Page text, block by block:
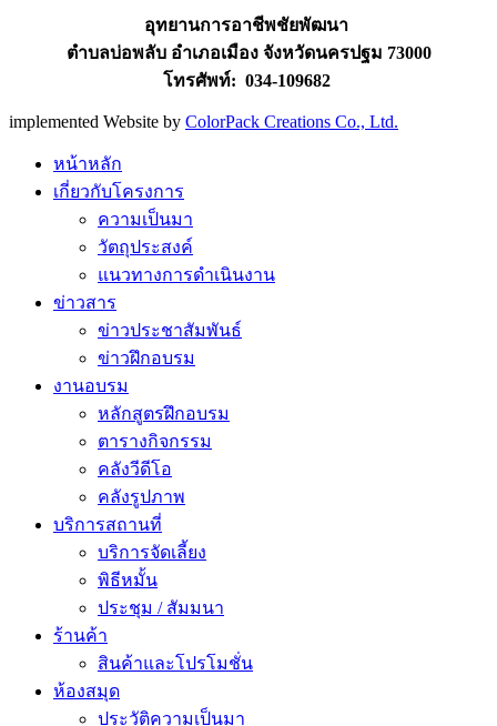
อุทยานการอาชีพชัยพัฒนา
ตำบลบ่อพลับ อำเภอเมือง จังหวัดนครปฐม 73000
โทรศัพท์: 034-109682
implemented Website by ColorPack Creations Co., Ltd.
หน้าหลัก
เกี่ยวกับโครงการ
ความเป็นมา
วัตถุประสงค์
แนวทางการดำเนินงาน
ข่าวสาร
ข่าวประชาสัมพันธ์
ข่าวฝึกอบรม
งานอบรม
หลักสูตรฝึกอบรม
ตารางกิจกรรม
คลังวีดีโอ
คลังรูปภาพ
บริการสถานที่
บริการจัดเลี้ยง
พิธีหมั้น
ประชุม / สัมมนา
ร้านค้า
สินค้าและโปรโมชั่น
ห้องสมุด
ประวัติความเป็นมา